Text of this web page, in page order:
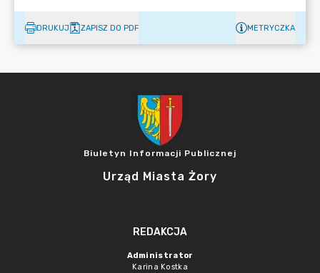
DRUKUJ ZAPISZ DO PDF METRYCZKA
Biuletyn Informacji Publicznej
Urząd Miasta Żory
REDAKCJA
Administrator
Karina Kostka